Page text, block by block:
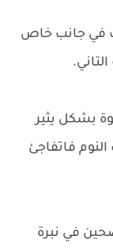
في جانب خاص
بشكل يثير
فاتفاجئ
في نبرة